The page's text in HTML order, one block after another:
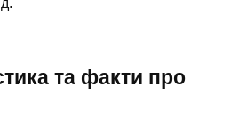
та факти про